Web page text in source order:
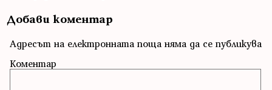
Добави коментар
Адресът на електронната поща няма да се публикува
Коментар